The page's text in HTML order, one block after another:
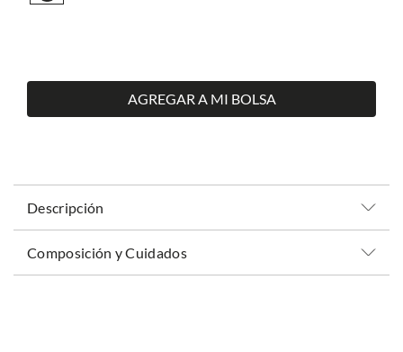
AGREGAR A MI BOLSA
Descripción
Composición y Cuidados